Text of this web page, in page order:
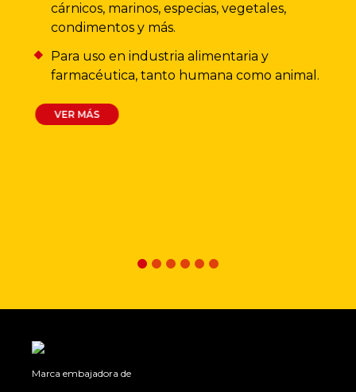
cárnicos, marinos, especias, vegetales,
condimentos y más.
Para uso en industria alimentaria y
farmacéutica, tanto humana como animal.
VER MÁS
Marca embajadora de